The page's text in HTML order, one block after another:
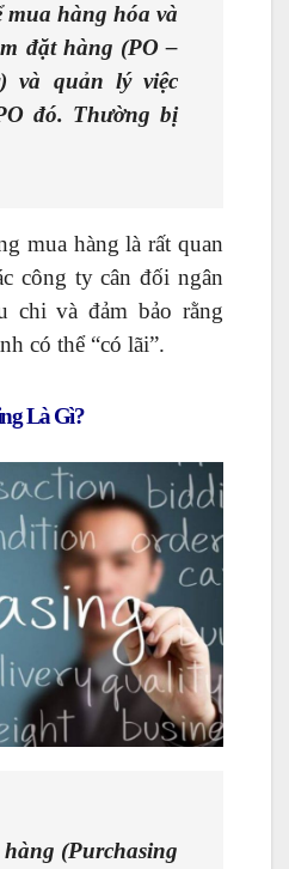
mua hàng hóa và
đặt hàng (PO –
và quản lý việc
đó. Thường bị
mua hàng là rất quan
công ty cân đối ngân
chi và đảm bảo rằng
có thể “có lãi”.
Là Gì?
(Purchasing